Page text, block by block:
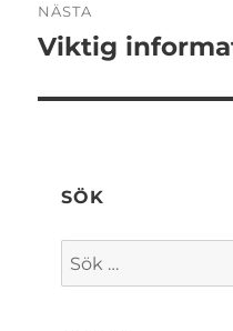
NÄSTA
Nästa
Viktig
SÖK
Sök
efter: